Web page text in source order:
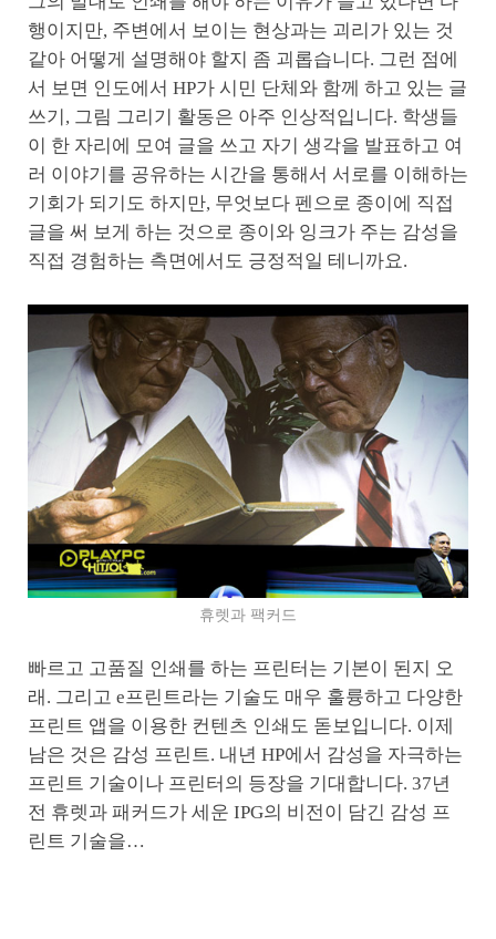
행이지만, 주변에서 보이는 현상과는 괴리가 있는 것
같아 어떻게 설명해야 할지 좀 괴롭습니다. 그런 점에
서 보면 인도에서 HP가 시민 단체와 함께 하고 있는 글
쓰기, 그림 그리기 활동은 아주 인상적입니다. 학생들
이 한 자리에 모여 글을 쓰고 자기 생각을 발표하고 여
러 이야기를 공유하는 시간을 통해서 서로를 이해하는
기회가 되기도 하지만, 무엇보다 펜으로 종이에 직접
글을 써 보게 하는 것으로 종이와 잉크가 주는 감성을
직접 경험하는 측면에서도 긍정적일 테니까요.
휴렛과 팩커드
빠르고 고품질 인쇄를 하는 프린터는 기본이 된지 오
래. 그리고 e프린트라는 기술도 매우 훌륭하고 다양한
프린트 앱을 이용한 컨텐츠 인쇄도 돋보입니다. 이제
남은 것은 감성 프린트. 내년 HP에서 감성을 자극하는
프린트 기술이나 프린터의 등장을 기대합니다. 37년
전 휴렛과 패커드가 세운 IPG의 비전이 담긴 감성 프
린트 기술을…